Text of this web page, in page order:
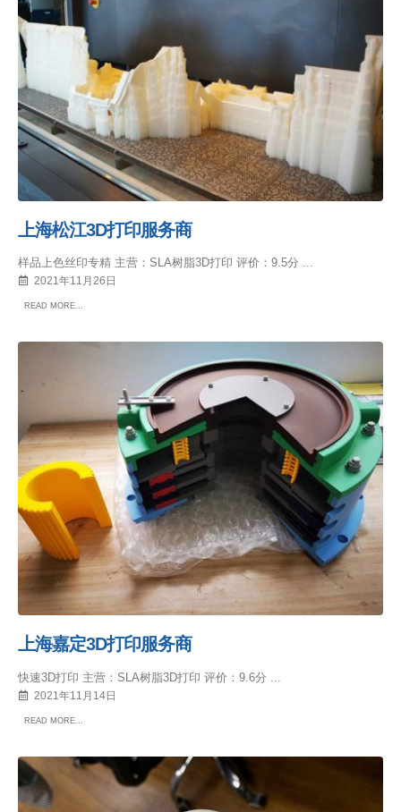
上海松江3D打印服务商
样品上色丝印专精 主营：SLA树脂3D打印 评价：9.5分 ...
2021年11月26日
READ MORE...
上海嘉定3D打印服务商
快速3D打印 主营：SLA树脂3D打印 评价：9.6分 ...
2021年11月14日
READ MORE...